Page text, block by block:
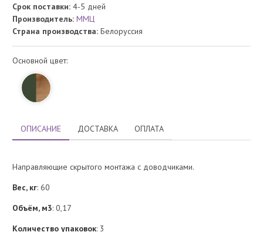
Срок поставки: 4-5 дней
Производитель: ММЦ
Страна производства: Белоруссия
Основной цвет:
ОПИСАНИЕ ДОСТАВКА ОПЛАТА
Направляющие скрытого монтажа с доводчиками.
Вес, кг: 60
Объём, м3: 0,17
Количество упаковок: 3